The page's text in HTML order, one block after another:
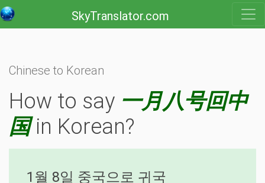
SkyTranslator.com
Chinese to Korean
How to say 一月八号回中
国in Korean?
1월 8일 중국으로 귀국